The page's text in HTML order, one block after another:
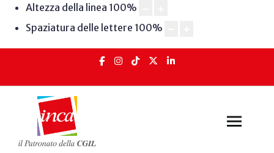
Altezza della linea 100%
Spaziatura delle lettere 100%